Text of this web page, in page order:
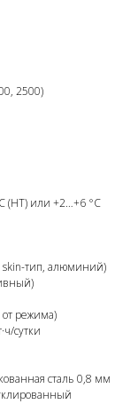
2500)
(НТ) или +2…+6 °C
skin-тип, алюминий)
от режима)
сутки
сталь 0,8 мм